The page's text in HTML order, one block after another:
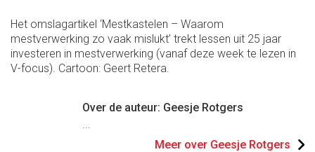
Het omslagartikel ‘Mestkastelen – Waarom
mestverwerking zo vaak mislukt’ trekt lessen uit 25 jaar
investeren in mestverwerking (vanaf deze week te lezen in
V-focus). Cartoon: Geert Retera.
Over de auteur: Geesje Rotgers
Meer over Geesje Rotgers